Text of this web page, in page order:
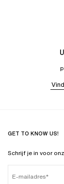
GET TO KNOW US!
Schrijf je in voor
E-mailadres